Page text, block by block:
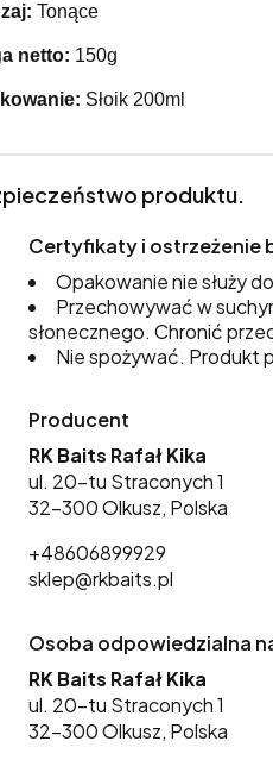
Tonące
netto: 150g
Słoik 200ml
produktu.
Certyfikaty i ostrzeżenie
Opakowanie nie służy
Przechowywać w
słonecznego. Chronić
Nie spożywać. Produkt
Producent
RK Baits Rafał Kika
ul. 20-tu Straconych 1
32-300 Olkusz, Polska
+48606899929
sklep@rkbaits.pl
Osoba odpowiedzialna
RK Baits Rafał Kika
ul. 20-tu Straconych 1
32-300 Olkusz, Polska